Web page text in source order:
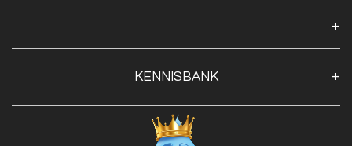
Openingstijden
Contact
Privacy Policy
KENNISBANK
Blog
Advies